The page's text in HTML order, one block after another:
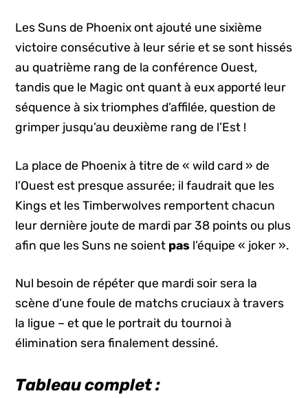
Les Suns de Phoenix ont ajouté une sixième
victoire consécutive à leur série et se sont hissés
au quatrième rang de la conférence Ouest,
tandis que le Magic ont quant à eux apporté leur
séquence à six triomphes d’affilée, question de
grimper jusqu’au deuxième rang de l’Est !
La place de Phoenix à titre de « wild card » de
l’Ouest est presque assurée; il faudrait que les
Kings et les Timberwolves remportent chacun
leur dernière joute de mardi par 38 points ou plus
afin que les Suns ne soient pas l’équipe « joker ».
Nul besoin de répéter que mardi soir sera la
scène d’une foule de matchs cruciaux à travers
la ligue – et que le portrait du tournoi à
élimination sera finalement dessiné.
Tableau complet :